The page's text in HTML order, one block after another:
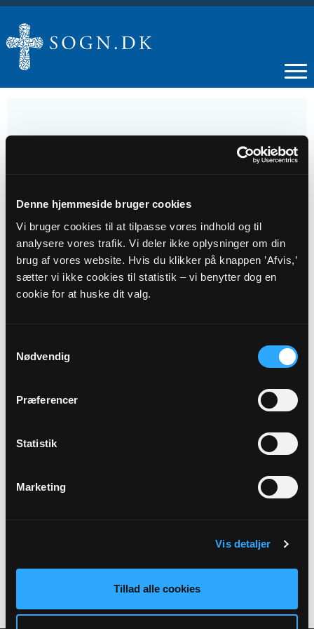
Denne hjemmeside bruger cookies
Vi bruger cookies til at tilpasse vores indhold og til
analysere vores trafik. Vi deler ikke oplysninger om din
brug af vores website. Hvis du klikker på knappen ’Afvis,’
sætter vi ikke cookies til statistik – vi benytter dog en
cookie for at huske dit valg.
Nødvendig
Præferencer
Statistik
Marketing
Vis detaljer
Tillad alle cookies
Nål og tråd
Tidspunkt
kl. 19:00
Sognegården i Vindinge
Link
Se mere: https://www.vorfrue-vindinge.dk/b/nal-og-